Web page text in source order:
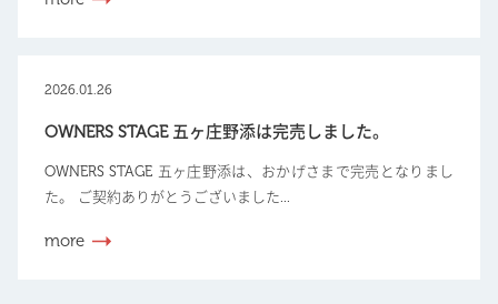
2026.01.26
OWNERS STAGE 五ヶ庄野添は完売しました。
OWNERS STAGE 五ヶ庄野添は、おかげさまで完売となりまし
た。 ご契約ありがとうございました...
more